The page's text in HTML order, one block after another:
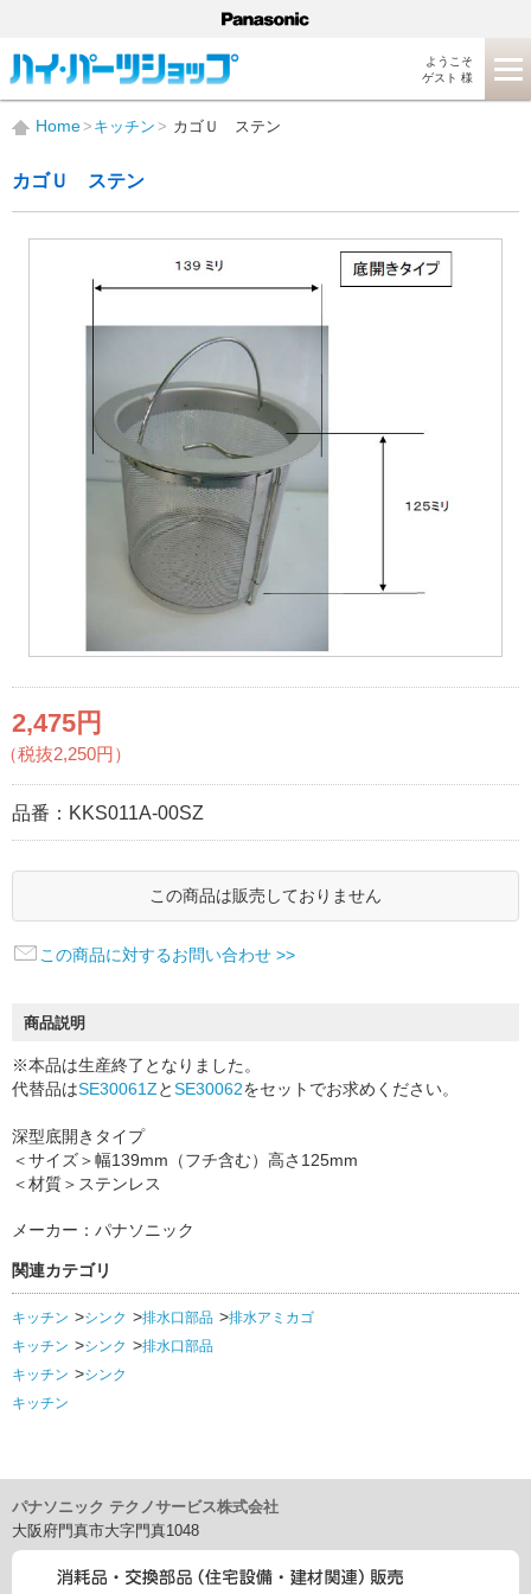
ようこそ
ゲスト 様
Home キッチン カゴＵ ステン
カゴＵ ステン
2,475円
（税抜2,250円）
品番： KKS011A-00SZ
この商品は販売しておりません
この商品に対するお問い合わせ >>
商品説明
※本品は生産終了となりました。
代替品はSE30061ZとSE30062をセットでお求めください。
深型底開きタイプ
＜サイズ＞幅139mm（フチ含む）高さ125mm
＜材質＞ステンレス
メーカー：パナソニック
関連カテゴリ
キッチン シンク 排水口部品
排水アミカゴ
キッチン
シンク
排水口部品
キッチン
シンク
キッチン
パナソニック テクノサービス株式会社
大阪府門真市大字門真1048